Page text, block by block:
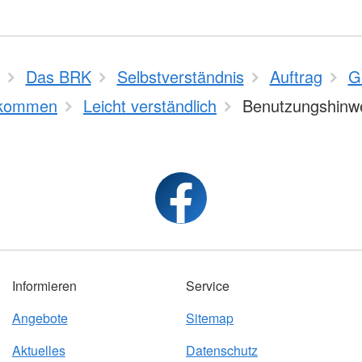
Das BRK Selbstverständnis Auftrag
Leicht verständlich
Informieren
Angebote
Aktuelles
Service
Sitemap
Datenschutz